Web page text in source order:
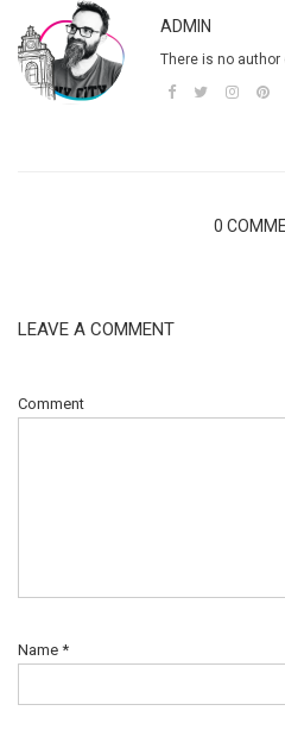
ADMIN
There is no author
0
LEAVE A COMMENT
Comment
Name *